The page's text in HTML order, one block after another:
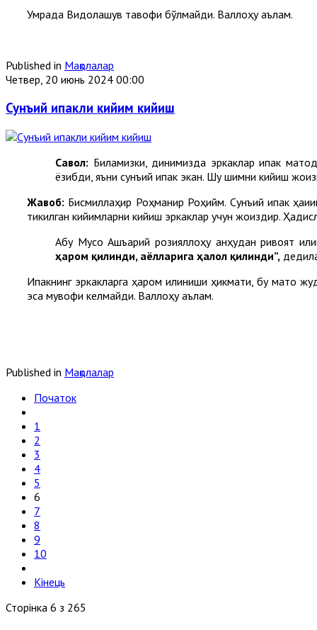
Умрада Видолашув тавофи бўлмайди. Валлоҳу аълам.
Published in Мақолалар
Четвер, 20 июнь 2024 00:00
Сунъий ипакли кийим кийиш
Cавол: Биламизки, динимизда эркаклар ипак
ёзибди, яъни сунъий ипак экан. Шу шимни кийиш
Жавоб: Бисмиллаҳир Роҳманир Роҳийм. Сунъий ипак
тикилган кийимларни кийиш эркаклар учун жоиздир.
Абу Мусо Ашъарий розияллоҳу анҳудан ривоят
ҳаром қилинди, аёлларига ҳалол қилинди”,
Ипакнинг эркакларга ҳаром қилиниши ҳикмати, бу мато
эса мувофиқ келмайди. Валлоҳу аълам.
Published in Мақолалар
Початок
1
2
3
4
5
6
7
8
9
10
Кінець
Сторінка 6 з 265